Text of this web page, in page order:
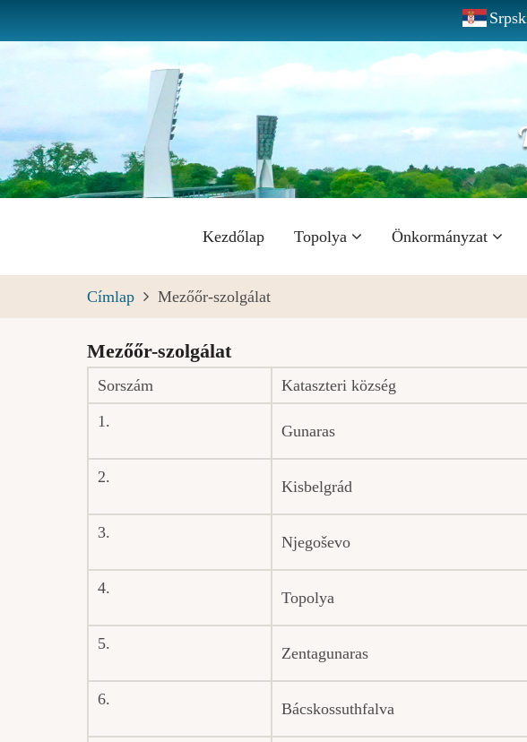
a
tartalomra
Fő
navigáció
Kezdőlap Topolya Önkormányzat
Címlap Mezőőr-szolgálat
Mezőőr-szolgálat
Sorszám Kataszteri község
1.
Gunaras
2.
Kisbelgrád
3.
Njegoševo
4.
Topolya
5.
Zentagunaras
6.
Bácskossuthfalva